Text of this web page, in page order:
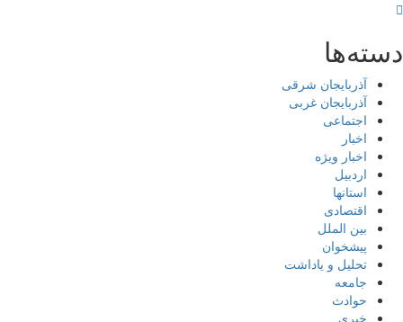
دسته‌ها
آذربایجان شرقی
آذربایجان غربی
اجتماعی
اخبار
اخبار ویژه
اردبیل
استانها
اقتصادی
بین الملل
پیشخوان
تحلیل و یاداشت
جامعه
حوادث
خبری